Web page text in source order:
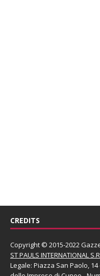
CREDITS
Copyright © 2015-2022
ST PAULS INTERNATIONAL
Legale: Piazza San Paolo,